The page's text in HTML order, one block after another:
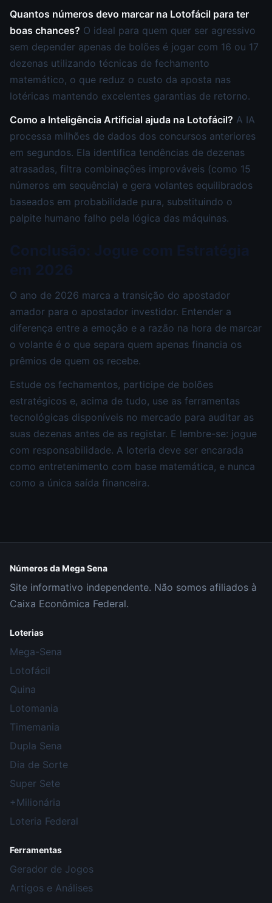
Quantos números devo marcar na Lotofácil para ter
boas chances? O ideal para quem quer ser agressivo
sem depender apenas de bolões é jogar com 16 ou 17
dezenas utilizando técnicas de fechamento
matemático, o que reduz o custo da aposta nas
lotéricas mantendo excelentes garantias de retorno.
Como a Inteligência Artificial ajuda na Lotofácil? A IA
processa milhões de dados dos concursos anteriores
em segundos. Ela identifica tendências de dezenas
atrasadas, filtra combinações improváveis (como 15
números em sequência) e gera volantes equilibrados
baseados em probabilidade pura, substituindo o
palpite humano falho pela lógica das máquinas.
O ano de 2026 marca a transição do apostador
amador para o apostador investidor. Entender a
diferença entre a emoção e a razão na hora de marcar
o volante é o que separa quem apenas financia os
prêmios de quem os recebe.
Estude os fechamentos, participe de bolões
estratégicos e, acima de tudo, use as ferramentas
tecnológicas disponíveis no mercado para auditar as
suas dezenas antes de as registar. E lembre-se: jogue
com responsabilidade. A loteria deve ser encarada
como entretenimento com base matemática, e nunca
como a única saída financeira.
Números da Mega Sena
Site informativo independente. Não somos afiliados à
Caixa Econômica Federal.
Loterias
Mega-Sena
Lotofácil
Quina
Lotomania
Timemania
Dupla Sena
Dia de Sorte
Super Sete
+Milionária
Loteria Federal
Ferramentas
Gerador de Jogos
Artigos e Análises